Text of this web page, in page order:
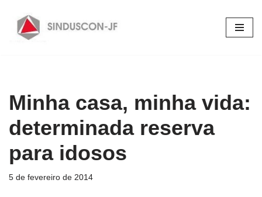
Pular
Minha casa, minha vida:
determinada reserva
para idosos
5 de fevereiro de 2014